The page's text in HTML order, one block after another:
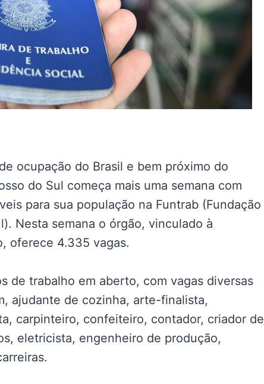
ocupação do Brasil e bem próximo do
do Sul começa mais uma semana com
para sua população na Funtrab (Fundação
Nesta semana o órgão, vinculado à
oferece 4.335 vagas.
de trabalho em aberto, com vagas diversas
ajudante de cozinha, arte-finalista,
carpinteiro, confeiteiro, contador, criador de
eletricista, engenheiro de produção,